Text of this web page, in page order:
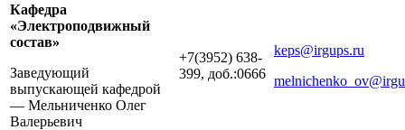
Кафедра
«Электроподвижный
состав»
Заведующий
выпускающей кафедрой
— Мельниченко Олег
Валерьевич
+7(3952) 638-
399, доб.:0666
keps@irgups.ru